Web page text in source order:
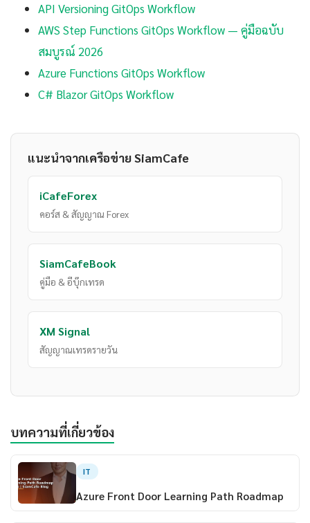
API Versioning GitOps Workflow
AWS Step Functions GitOps Workflow — คู่มือฉบับ
สมบูรณ์ 2026
Azure Functions GitOps Workflow
C# Blazor GitOps Workflow
แนะนำจากเครือข่าย SiamCafe
iCafeForex
คอร์ส & สัญญาณ Forex
SiamCafeBook
คู่มือ & อีบุ๊กเทรด
XM Signal
สัญญาณเทรดรายวัน
บทความที่เกี่ยวข้อง
IT
Azure Front Door Learning Path Roadmap